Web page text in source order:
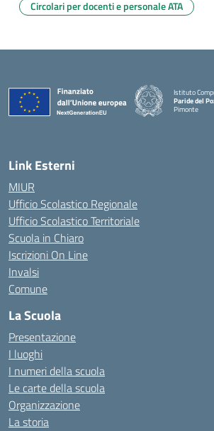
Circolari per docenti e personale ATA
Istituto
Paride del
Pimonte
Link Esterni
MIUR
Ufficio Scolastico Regionale
Ufficio Scolastico Territoriale
Scuola in Chiaro
Iscrizioni On Line
Invalsi
Comune
La Scuola
Presentazione
I luoghi
I numeri della scuola
Le carte della scuola
Organizzazione
La storia